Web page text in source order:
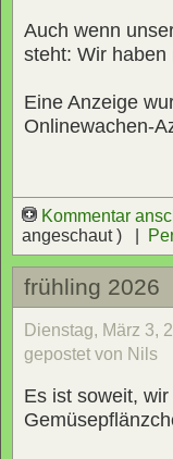
Auch wenn
steht: Wir haben
Eine Anzeige
Onlinewachen-
Kommentar
angeschaut ) |
frühling 2026
Dienstag, März 3,
gepostet von Nils
Es ist soweit,